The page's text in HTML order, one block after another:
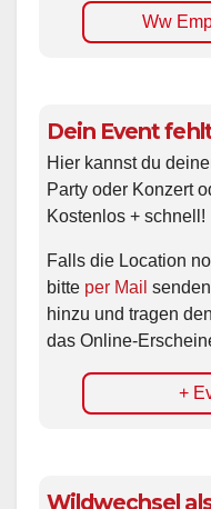
Ww
Dein Event
Hier kannst du
Party oder Konzert
Kostenlos + schnell!
Falls die Location
bitte per Mail
hinzu und tragen
das Online-
+
Wildwechsel